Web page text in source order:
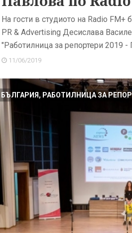
На гости в студиото на Radio
PR & Advertising Десислава
"Работилница за репортери 2019
11/06/2019
БЪЛГАРИЯ, РАБОТИЛНИЦА ЗА